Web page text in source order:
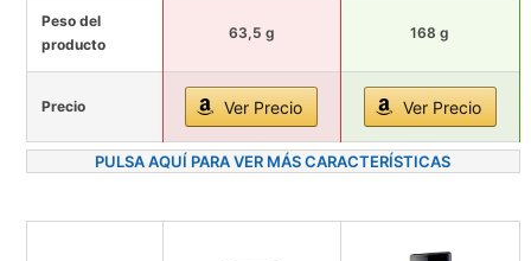
Peso del
producto
63,5 g 168 g
Precio Ver Precio Ver Precio
PULSA AQUÍ PARA VER MÁS CARACTERÍSTICAS